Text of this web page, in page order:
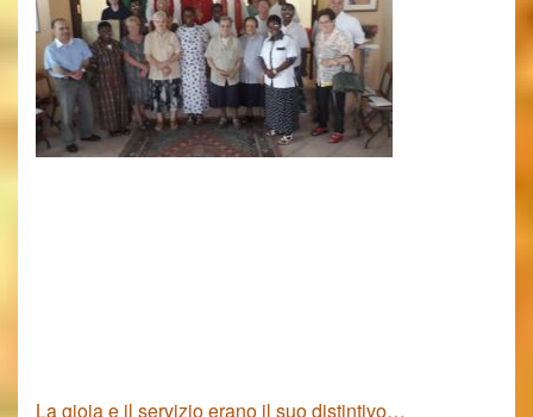
La gioia e il servizio erano il suo distintivo…